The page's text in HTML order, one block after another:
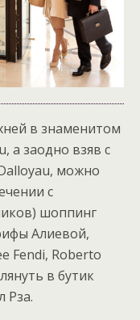
в знаменитом
а заодно взяв с
можно
с
шоппинг
Алиевой,
Fendi, Roberto
в бутик
Рза.